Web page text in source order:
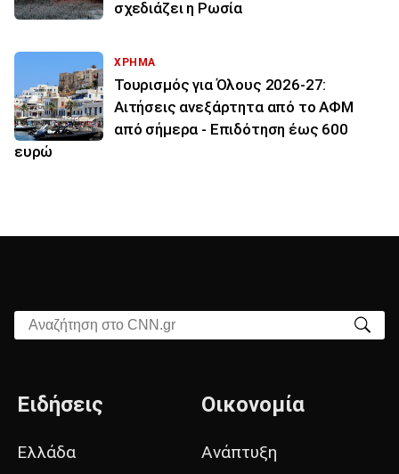
σχεδιάζει η Ρωσία
ΧΡΗΜΑ
Τουρισμός για Όλους 2026-27:
Αιτήσεις ανεξάρτητα από το ΑΦΜ
από σήμερα - Επιδότηση έως 600
ευρώ
Αναζήτηση στο CNN.gr
Ειδήσεις
Ελλάδα
Οικονομία
Ανάπτυξη